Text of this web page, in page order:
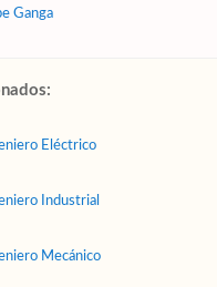
Ganga
Eléctrico
Industrial
Mecánico